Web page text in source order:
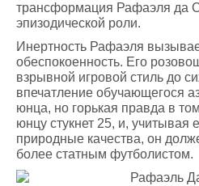
трансформация Рафаэля да
эпизодической роли.
Инертность Рафаэля
обеспокоенность. Его
взрывной игровой стиль до
впечатление обучающегося
юнца, но горькая правда в
юнцу стукнет 25, и, учитывая
природные качества, он
более статным футболистом.